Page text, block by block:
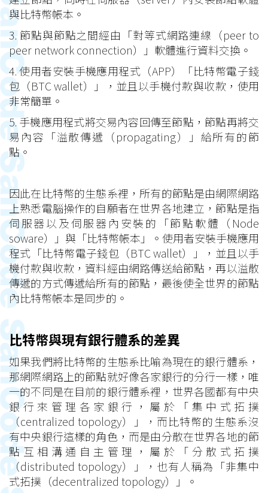
與比特幣帳本。
3. 節點與節點之間經由「對等式網路連線（peer to
peer network connection）」軟體進行資料交換。
4. 使用者安裝手機應用程式（APP）「比特幣電子錢
包（BTC wallet）」，並且以手機付款與收款，使用
非常簡單。
5. 手機應用程式將交易內容回傳至節點，節點再將交
易內容「溢散傳遞（propagating）」給所有的節
點。
因此在比特幣的生態系裡，所有的節點是由網際網路
上熟悉電腦操作的自願者在世界各地建立，節點是指
伺服器以及伺服器內安裝的「節點軟體（Node
soware）」與「比特幣帳本」。使用者安裝手機應用
程式「比特幣電子錢包（BTC wallet）」，並且以手
機付款與收款，資料經由網路傳送給節點，再以溢散
傳遞的方式傳遞給所有的節點，最後使全世界的節點
內比特幣帳本是同步的。
比特幣與現有銀行體系的差異
如果我們將比特幣的生態系比喻為現在的銀行體系，
那網際網路上的節點就好像各家銀行的分行一樣，唯
一的不同是在目前的銀行體系裡，世界各國都有中央
銀行來管理各家銀行，屬於「集中式拓撲
（centralized topology）」，而比特幣的生態系沒
有中央銀行這樣的角色，而是由分散在世界各地的節
點互相溝通自主管理，屬於「分散式拓撲
（distributed topology）」，也有人稱為「非集中
式拓撲（decentralized topology）」。